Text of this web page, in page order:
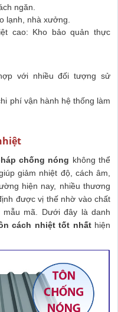
ngăn.
lạnh, nhà xưởng.
cao: Kho bảo quản thực
với nhiều đối tượng sử
phí vận hành hệ thống làm
chống nóng không thể
giảm nhiệt độ, cách âm,
hiện nay, nhiều thương
được vị thế nhờ vào chất
mã. Dưới đây là danh
cách nhiệt tốt nhấthiện